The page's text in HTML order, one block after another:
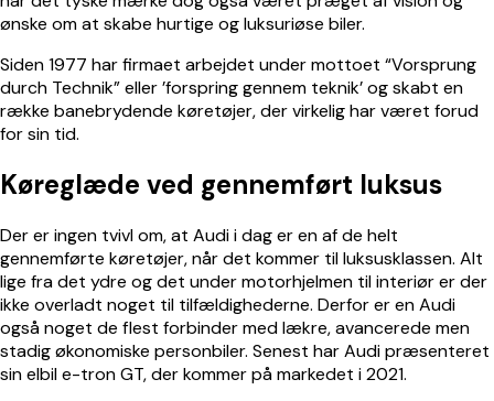
ønske om at skabe hurtige og luksuriøse biler.
Siden 1977 har firmaet arbejdet under mottoet “Vorsprung
durch Technik” eller ’forspring gennem teknik’ og skabt en
række banebrydende køretøjer, der virkelig har været forud
for sin tid.
Køreglæde ved gennemført luksus
Der er ingen tvivl om, at Audi i dag er en af de helt
gennemførte køretøjer, når det kommer til luksusklassen. Alt
lige fra det ydre og det under motorhjelmen til interiør er der
ikke overladt noget til tilfældighederne. Derfor er en Audi
også noget de flest forbinder med lækre, avancerede men
stadig økonomiske personbiler. Senest har Audi præsenteret
sinelbile-tron GT, der kommer på markedet i 2021.